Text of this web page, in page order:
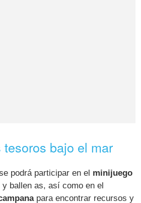
bajo el mar
podrá participar en el minijuego
ballen as, así como en el
para encontrar recursos y